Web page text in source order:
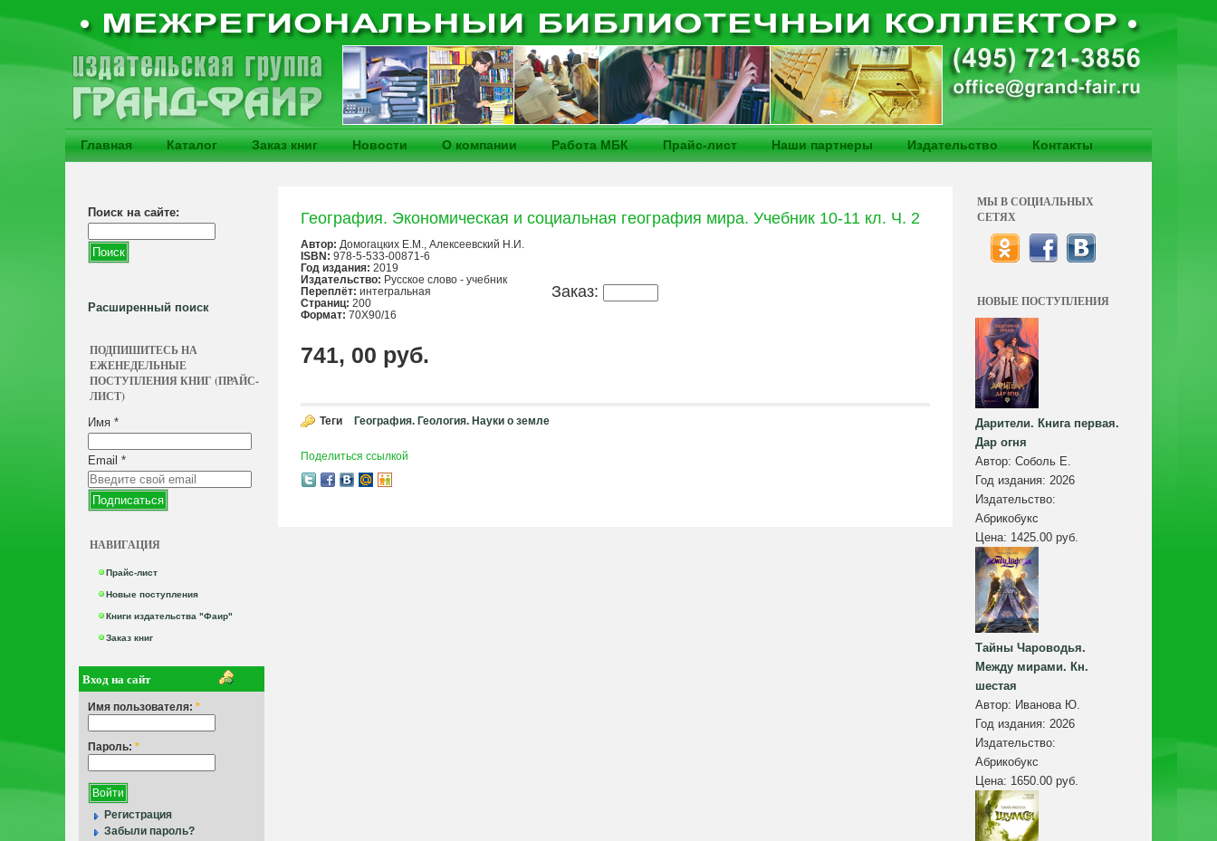
Главная Каталог Заказ книг Новости О компании Работа МБК Прайс-лист Наши партнеры Издательство Контакты
Поиск на сайте:
Расширенный поиск
ПОДПИШИТЕСЬ НА
ЕЖЕНЕДЕЛЬНЫЕ
ПОСТУПЛЕНИЯ КНИГ (ПРАЙС-
ЛИСТ)
Имя *
Email *
НАВИГАЦИЯ
Прайс-лист
Новые поступления
Книги издательства "Фаир"
Заказ книг
Вход на сайт
Имя пользователя: *
Пароль: *
Регистрация
Забыли пароль?
География. Экономическая и социальная география мира. Учебник 10-11 кл. Ч. 2
Заказ:
Автор: Домогацких Е.М., Алексеевский Н.И.
ISBN: 978-5-533-00871-6
Год издания: 2019
Издательство: Русское слово - учебник
Переплёт: интегральная
Страниц: 200
Формат: 70Х90/16
741, 00 руб.
Теги География. Геология. Науки о земле
Поделиться ссылкой
МЫ В СОЦИАЛЬНЫХ
СЕТЯХ
НОВЫЕ ПОСТУПЛЕНИЯ
Дарители. Книга первая.
Дар огня
Автор: Соболь Е.
Год издания: 2026
Издательство:
Абрикобукс
Цена: 1425.00 руб.
Тайны Чароводья.
Между мирами. Кн.
шестая
Автор: Иванова Ю.
Год издания: 2026
Издательство:
Абрикобукс
Цена: 1650.00 руб.